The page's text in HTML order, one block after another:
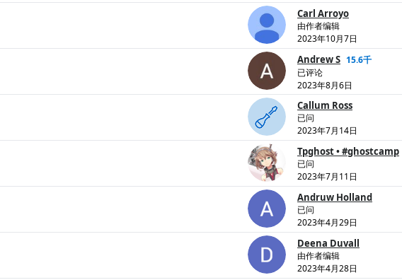
Carl Arroyo
由作者编辑
2023年10月7日
Andrew S 15.6千
已评论
2023年8月6日
Callum Ross
已问
2023年7月14日
Tpghost • #ghostcamp
已问
2023年7月11日
Andruw Holland
已问
2023年4月29日
Deena Duvall
由作者编辑
2023年4月28日